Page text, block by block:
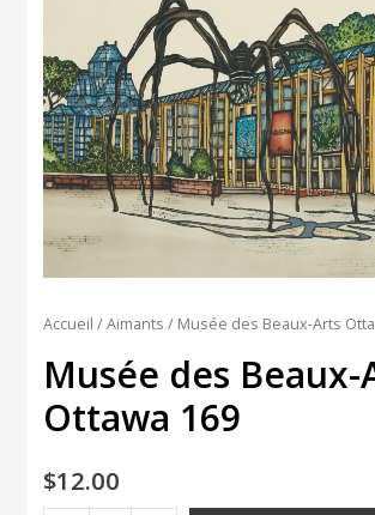
Accueil /Aimants / Musée des Beaux-Arts
Musée des Beaux-
Ottawa 169
$12.00